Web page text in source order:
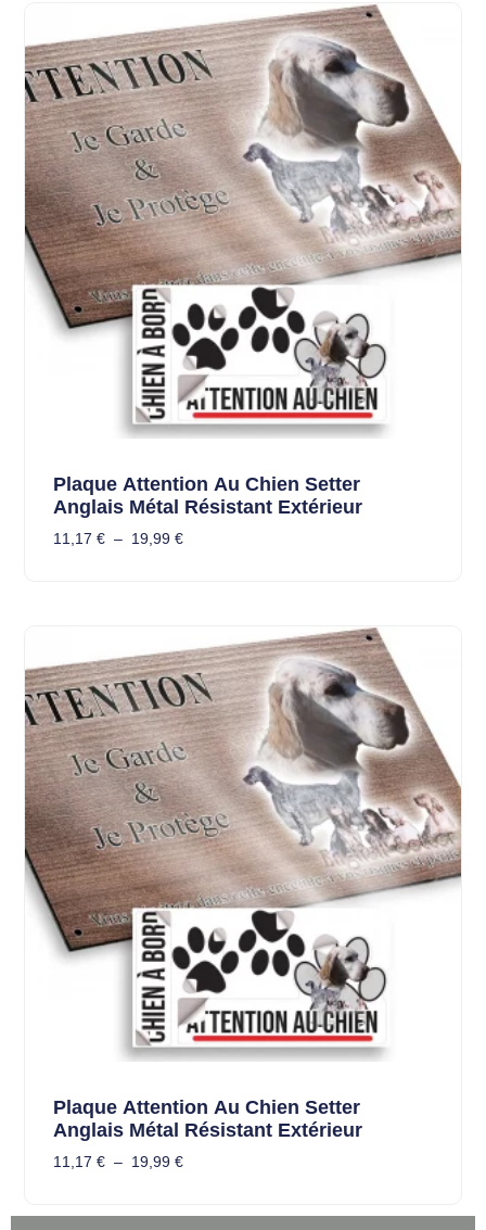
Plaque Attention Au Chien Setter
Anglais Métal Résistant Extérieur
11,17 € – 19,99 €
Plaque Attention Au Chien Setter
Anglais Métal Résistant Extérieur
11,17 € – 19,99 €